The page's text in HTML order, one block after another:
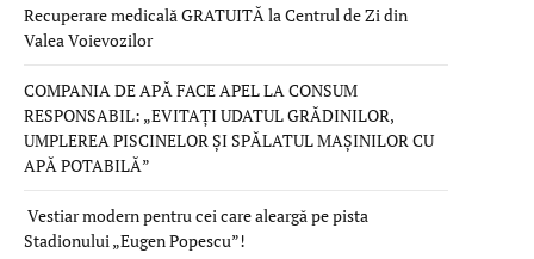
Recuperare medicală GRATUITĂ la Centrul de Zi din
Valea Voievozilor
COMPANIA DE APĂ FACE APEL LA CONSUM
RESPONSABIL: „EVITAȚI UDATUL GRĂDINILOR,
UMPLEREA PISCINELOR ȘI SPĂLATUL MAȘINILOR CU
APĂ POTABILĂ”
Vestiar modern pentru cei care aleargă pe pista
Stadionului „Eugen Popescu”!